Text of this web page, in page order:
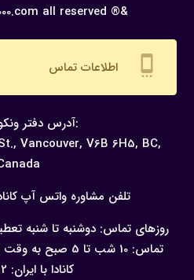
all reserved ®&
settings_cell اطلاعات تماس
:آدرس دفتر ونکوور کانادا:
Vancouver, V6B 6H5, BC,
تلفن مشاوره واتس آپ
روزهای تماس: دوشنبه تا شنبه
تماس: 10 شب تا 5 صبح به وقت ایران
کانادا با ایران: 12 ساعت